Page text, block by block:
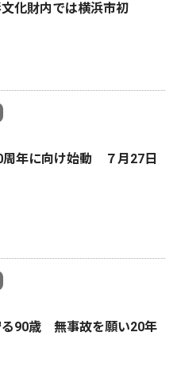
化財内では横浜市初
年に向け始動 ７月27日
る90歳 無事故を願い20年